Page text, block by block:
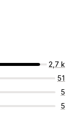
2,7 k
51
5
5